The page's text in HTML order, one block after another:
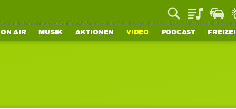
Playlist
ON AIR MUSIK AKTIONEN VIDEO PODCAST